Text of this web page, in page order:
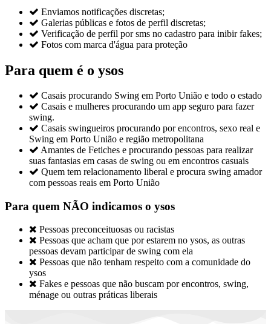
 Enviamos notificações discretas;
 Galerias públicas e fotos de perfil discretas;
 Verificação de perfil por sms no cadastro para inibir fakes;
 Fotos com marca d'água para proteção
Para quem é o ysos
 Casais procurando Swing em Porto União e todo o estado
 Casais e mulheres procurando um app seguro para fazer
swing.
 Casais swingueiros procurando por encontros, sexo real e
Swing em Porto União e região metropolitana
 Amantes de Fetiches e procurando pessoas para realizar
suas fantasias em casas de swing ou em encontros casuais
 Quem tem relacionamento liberal e procura swing amador
com pessoas reais em Porto União
Para quem NÃO indicamos o ysos
 Pessoas preconceituosas ou racistas
 Pessoas que acham que por estarem no ysos, as outras
pessoas devam participar de swing com ela
 Pessoas que não tenham respeito com a comunidade do
ysos
 Fakes e pessoas que não buscam por encontros, swing,
ménage ou outras práticas liberais